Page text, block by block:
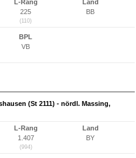
L-Rang
225
(110)
Land
BB
BPL
VB
(St 2111) - nördl. Massing,
L-Rang
1.407
(994)
Land
BY